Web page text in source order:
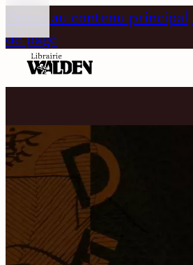
Passer au contenu principal
de page